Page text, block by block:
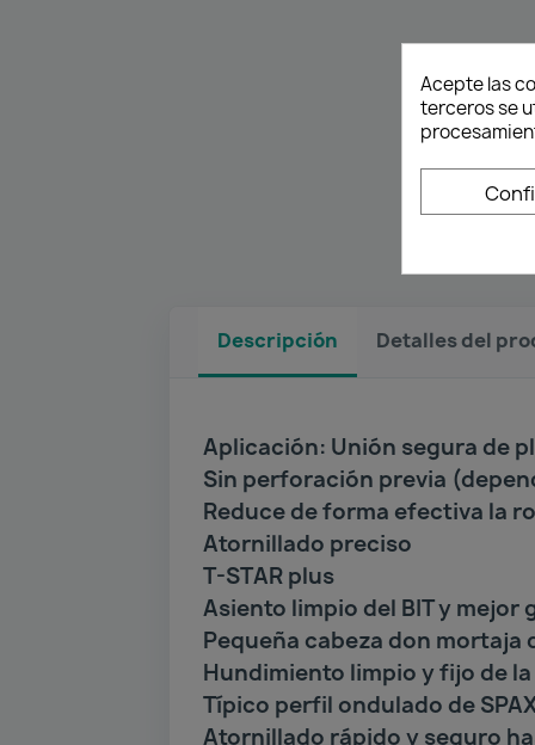
Descripción Detalles del
Aplicación: Unión segura de
Sin perforación previa
Reduce de forma efectiva la
Atornillado preciso
T-STAR plus
Asiento limpio del BIT y
Pequeña cabeza don mortaja
Hundimiento limpio y fijo de
Típico perfil ondulado de
Atornillado rápido y seguro
Acepte las
terceros se